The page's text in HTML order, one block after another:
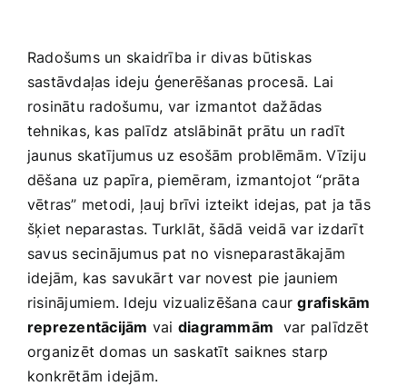
Radošums ‍un skaidrība ir divas būtiskas
sastāvdaļas ideju⁣ ģenerēšanas procesā. Lai
rosinātu radošumu, ⁣var izmantot dažādas
tehnikas, kas⁢ palīdz ⁤atslābināt prātu un radīt
jaunus skatījumus uz esošām problēmām. Vīziju
dēšana​ uz papīra, piemēram, izmantojot “prāta
vētras” metodi,⁤ ļauj brīvi ‍izteikt ​idejas, pat ja tās
šķiet neparastas. Turklāt, ‌šādā veidā var ‌izdarīt
savus secinājumus pat no visneparastākajām
idejām, kas savukārt var novest pie jauniem
risinājumiem. Ideju vizualizēšana caurgrafiskām
reprezentācijām vai‌ diagrammām ⁢ var palīdzēt
organizēt domas un ⁣saskatīt saiknes starp
konkrētām idejām.